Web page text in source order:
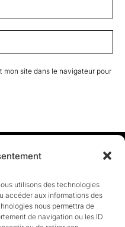
utilisons des technologies
accéder aux informations des
nous permettra de
de navigation ou les ID
mon site dans le navigateur pour
c’est l’histoire de
aiment rapporter ce qui leur